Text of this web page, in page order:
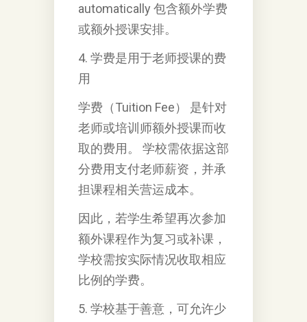
automatically 包含额外学费
或额外授课安排。
4. 学费是用于老师授课的费
用
学费（Tuition Fee） 是针对
老师或培训师额外授课而收
取的费用。 学校需依据这部
分费用支付老师薪资，并承
担课程相关营运成本。
因此，若学生希望再次参加
额外课程作为复习或补课，
学校需按实际情况收取相应
比例的学费。
5. 学校基于善意，可允许少